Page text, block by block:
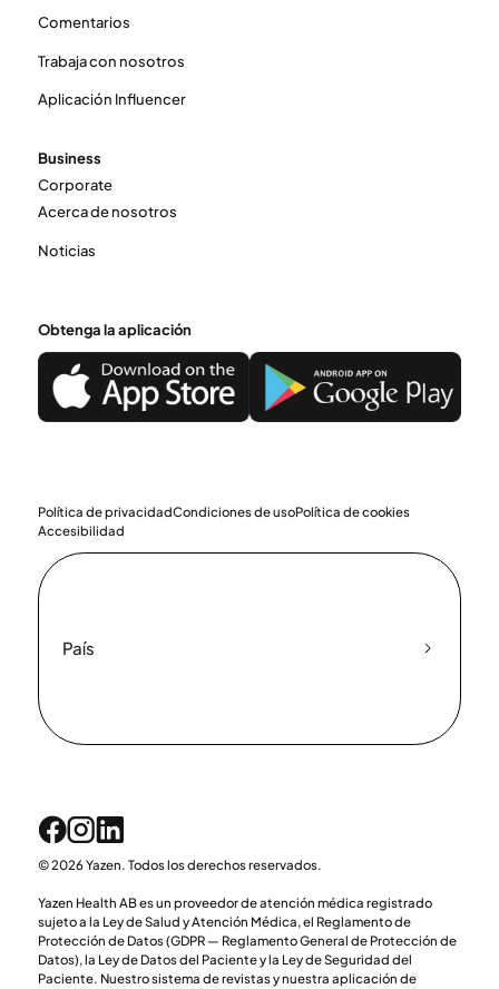
Comentarios
Trabaja con nosotros
Aplicación Influencer
Business
Corporate
Acerca de nosotros
Noticias
Obtenga la aplicación
Política de privacidadCondiciones de usoPolítica de cookies
Accesibilidad
País
© 2026 Yazen. Todos los derechos reservados.
Yazen Health AB es un proveedor de atención médica registrado
sujeto a la Ley de Salud y Atención Médica, el Reglamento de
Protección de Datos (GDPR — Reglamento General de Protección de
Datos), la Ley de Datos del Paciente y la Ley de Seguridad del
Paciente. Nuestro sistema de revistas y nuestra aplicación de